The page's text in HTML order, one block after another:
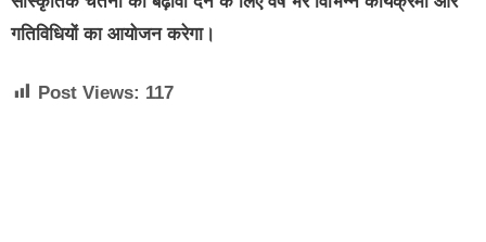
गतिविधियों का आयोजन करेगा।
Post Views: 117